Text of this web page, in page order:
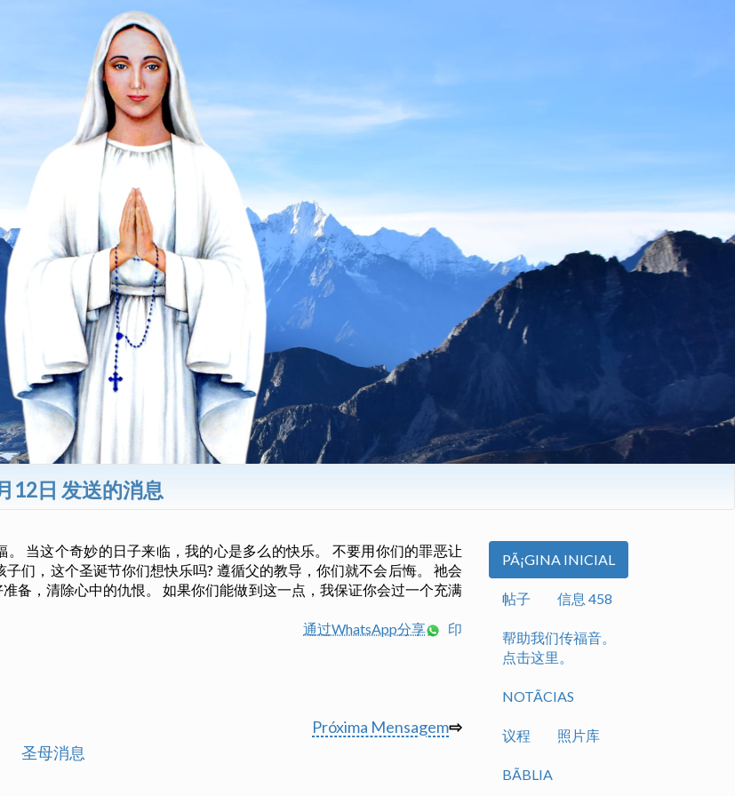
12日 发送的消息
当这个奇妙的日子来临，我的心是多么的快乐。 不要用你们的罪恶让
们，这个圣诞节你们想快乐吗? 遵循父的教导，你们就不会后悔。 祂会
备，清除心中的仇恨。 如果你们能做到这一点，我保证你会过一个充满
通过WhatsApp分享
印
Próxima Mensagem⇨
圣母消息
PÃ¡GINA INICIAL
帖子 信息 458
帮助我们传福音。
点击这里。
NOTÃ­CIAS
议程 照片库
BÃ­BLIA